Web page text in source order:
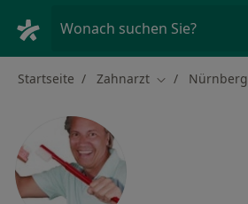
Wonach suchen Sie?
Startseite Zahnarzt Stadt ändern
Nürnberg